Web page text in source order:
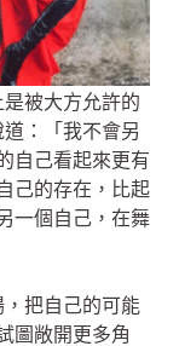
被大方允許的
：「我不會另
自己看起來更有
己的存在，比起
一個自己，在舞
，把自己的可能
圖敞開更多角